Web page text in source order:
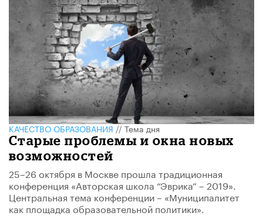
КАЧЕСТВО ОБРАЗОВАНИЯ//Тема дня
Старые проблемы и окна новых
возможностей
25–26 октября в Москве прошла традиционная
конференция «Авторская школа “Эврика” – 2019».
Центральная тема конференции – «Муниципалитет
как площадка образовательной политики».